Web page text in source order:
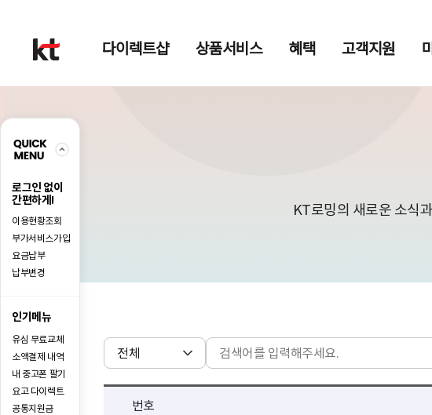
QUICK MENU
로그인 없이
간편하게!
이용현황조회
부가서비스가입
요금납부
납부변경
인기메뉴
유심 무료교체
소액결제 내역
내 중고폰 팔기
요고 다이렉트
공통지원금
다이렉트샵 상품서비스 혜택 고객지원
KT로밍의 새로운 소식
번호